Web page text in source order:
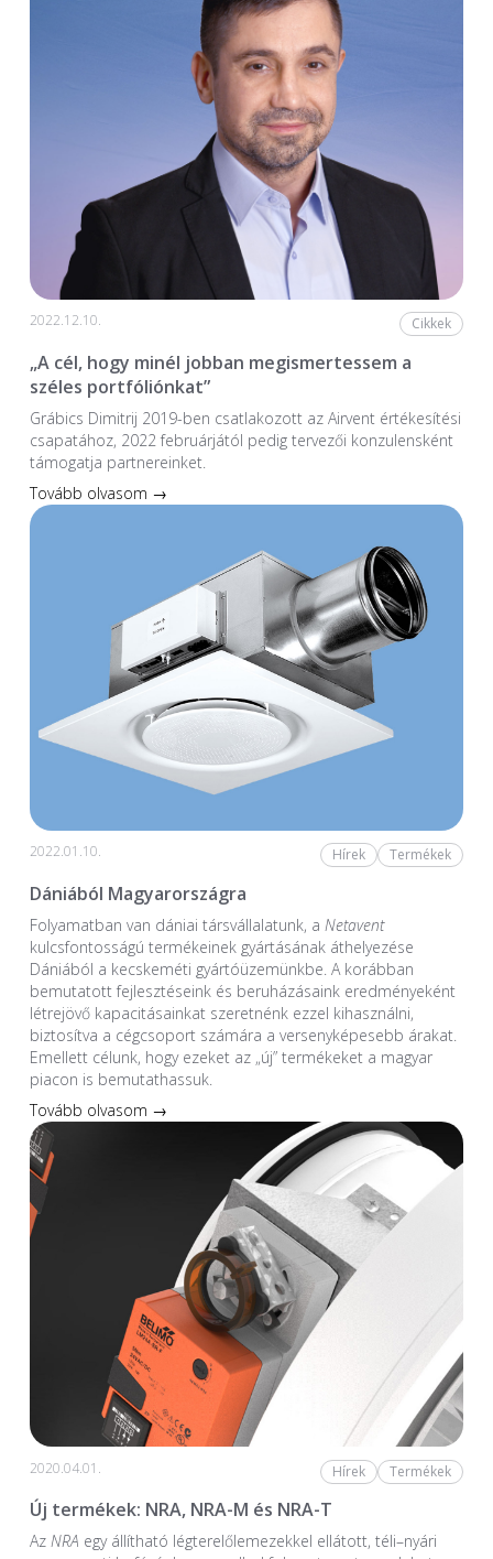
2022.12.10. Cikkek
„A cél, hogy minél jobban megismertessem a
széles portfóliónkat”
Grábics Dimitrij 2019-ben csatlakozott az Airvent értékesítési
csapatához, 2022 februárjától pedig tervezői konzulensként
támogatja partnereinket.
Tovább olvasom →
2022.01.10. Hírek Termékek
Dániából Magyarországra
Folyamatban van dániai társvállalatunk, a Netavent
kulcsfontosságú termékeinek gyártásának áthelyezése
Dániából a kecskeméti gyártóüzemünkbe. A korábban
bemutatott fejlesztéseink és beruházásaink eredményeként
létrejövő kapacitásainkat szeretnénk ezzel kihasználni,
biztosítva a cégcsoport számára a versenyképesebb árakat.
Emellett célunk, hogy ezeket az „új” termékeket a magyar
piacon is bemutathassuk.
Tovább olvasom →
2020.04.01. Hírek Termékek
Új termékek: NRA, NRA-M és NRA-T
Az NRA egy állítható légterelőlemezekkel ellátott, téli–nyári